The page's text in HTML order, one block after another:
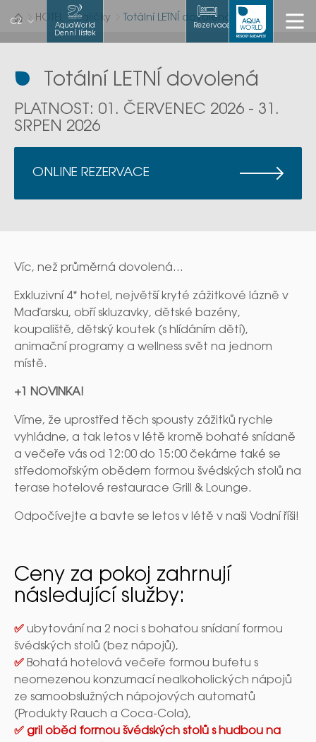
AquaWorld
Denní lístek
CZ Rezervace
HOTEL Balíčky Totální LETNÍ dovolená
Totální LETNÍ dovolená
PLATNOST: 01. ČERVENEC 2026 - 31.
SRPEN 2026
ONLINE REZERVACE
Víc, než průměrná dovolená...
Exkluzivní 4* hotel, největší kryté zážitkové lázně v
Maďarsku, obří skluzavky, dětské bazény,
koupaliště, dětský koutek (s hlídáním dětí),
animační programy a wellness svět na jednom
místě.
+1 NOVINKA!
Víme, že uprostřed těch spousty zážitků rychle
vyhládne, a tak letos v létě kromě bohaté snídaně
a večeře vás od 12:00 do 15:00 čekáme také se
středomořským obědem formou švédských stolů na
terase hotelové restaurace Grill & Lounge.
Odpočívejte a bavte se letos v létě v naši Vodní říši!
Ceny za pokoj zahrnují
následující služby:
✅ ubytování na 2 noci s bohatou snídaní formou
švédských stolů (bez nápojů),
✅ Bohatá hotelová večeře formou bufetu s
neomezenou konzumací nealkoholických nápojů
ze samoobslužných nápojových automatů
(Produkty Rauch a Coca-Cola),
✅ gril oběd formou švédských stolů s hudbou na